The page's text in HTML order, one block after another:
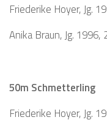
Friederike Hoyer, Jg.
Anika Braun, Jg. 1996,
50m Schmetterling
Friederike Hoyer, Jg.